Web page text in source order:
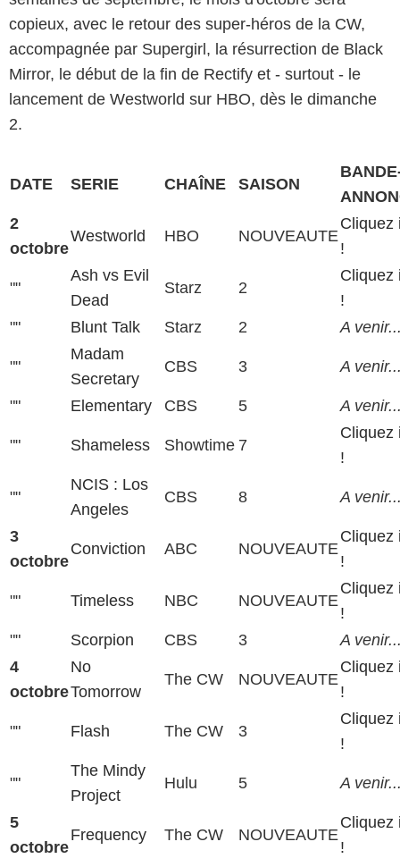
copieux, avec le retour des super-héros de la CW,
accompagnée par Supergirl, la résurrection de Black
Mirror, le début de la fin de Rectify et - surtout - le
lancement de Westworld sur HBO, dès le dimanche
2.
DATE SERIE CHAÎNE SAISON
2
octobre
Westworld HBO NOUVEAUTE
Cliquez
!
""
Ash vs Evil
Dead
Starz 2
Cliquez
!
""
Blunt Talk Starz 2 A
""
Madam
Secretary
CBS 3 A
"" Elementary CBS 5 A
"" Shameless Showtime 7
Cliquez
!
""
NCIS : Los
Angeles
CBS 8 A
3
octobre
Conviction ABC NOUVEAUTE
Cliquez
!
"" Timeless NBC NOUVEAUTE
Cliquez
!
""
Scorpion CBS 3
A
4
octobre
No
Tomorrow
The CW NOUVEAUTE
Cliquez
!
"" Flash The CW 3
Cliquez
!
""
The Mindy
Project
Hulu 5 A
5
octobre
Frequency The CW NOUVEAUTE
Cliquez
!